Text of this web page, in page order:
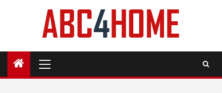
Menu